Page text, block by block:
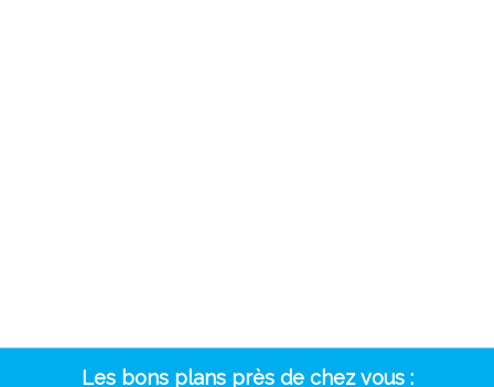
Les bons plans près de chez vous :